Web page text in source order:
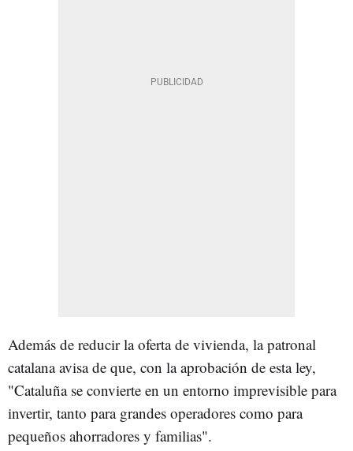
Además de reducir la oferta de vivienda, la patronal
catalana avisa de que, con la aprobación de esta ley,
"Cataluña se convierte en un entorno imprevisible para
invertir, tanto para grandes operadores como para
pequeños ahorradores y familias".